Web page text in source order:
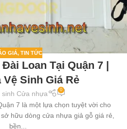
GIÁ, TIN TỨC
Loan Tại Quận 7 |
Vệ Sinh Giá Rẻ
sinh Cửa nhựa 0
7 là một lựa chọn tuyệt vời cho
hữu dòng cửa nhựa giả gỗ giá rẻ,
bền...